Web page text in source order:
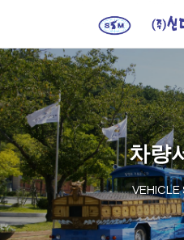
차량
VEHICLE